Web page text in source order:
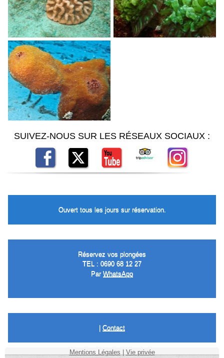
SUIVEZ-NOUS SUR LES RÉSEAUX SOCIAUX :
Ouvert tous les jours sur réservation.
Réservez vos plongées
TEL : 0690 68 12 27
Par WhatsApp
| Contact
Mentions Légales Vie privée